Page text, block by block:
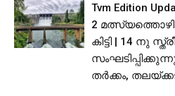
Tvm Edition
2
കിട്ടി | 14 നു
തര്‍ക്കം,